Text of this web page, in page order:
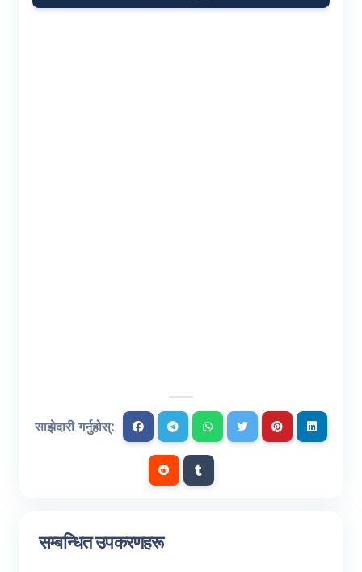
साझेदारी गर्नुहोस्:
सम्बन्धित उपकरणहरू